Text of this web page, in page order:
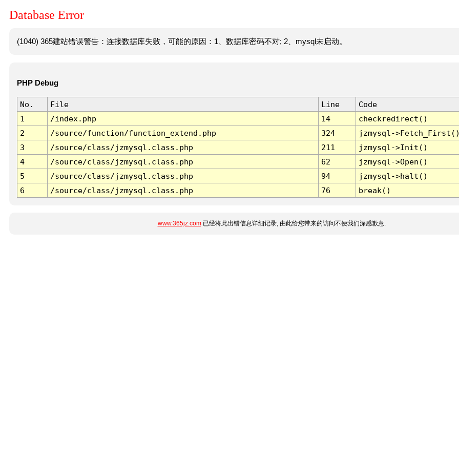
Database Error
(1040) 365建站错误警告：连接数据库失败，可能的原因：1、数据库密码不对; 2、mysql未启动。
PHP Debug
No. File Line
Code
1
/index.php 14
checkredirect()
2
/source/function/function_extend.php 324
jzmysql-
3
/source/class/jzmysql.class.php 211
jzmysql->Init()
4
/source/class/jzmysql.class.php 62
jzmysql->Open()
5
/source/class/jzmysql.class.php 94
jzmysql->halt()
6
/source/class/jzmysql.class.php 76 break()
www.365jz.com已经将此出错信息详细记录, 由此给您带来的访问不便我们深感歉意.